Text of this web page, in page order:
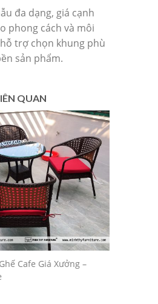
đa dạng, giá cạnh
phong cách và môi
trợ chọn khung phù
sản phẩm.
QUAN
Cafe Giá Xưởng –